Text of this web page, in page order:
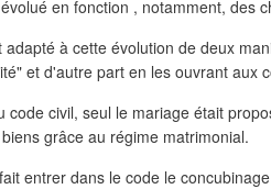
en fonction , notamment, des
adapté à cette évolution de deux
et d'autre part en les ouvrant aux
code civil, seul le mariage était
grâce au régime matrimonial.
entrer dans le code le